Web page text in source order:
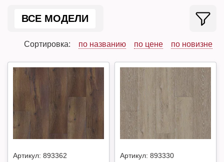
ВСЕ МОДЕЛИ
Сортировка: по названию по цене по новизне
Артикул: 893362 Артикул: 893330